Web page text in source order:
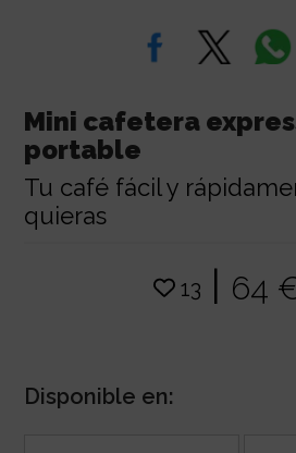
Mini cafetera
portable
Tu café fácil y
quieras
13 | 64
Disponible en: